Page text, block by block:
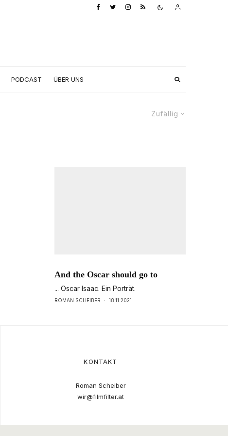
PODCAST ÜBER UNS
Zufällig
And the Oscar should go to
... Oscar Isaac. Ein Porträt.
ROMAN SCHEIBER · 18.11.2021
KONTAKT
Roman Scheiber
wir@filmfilter.at